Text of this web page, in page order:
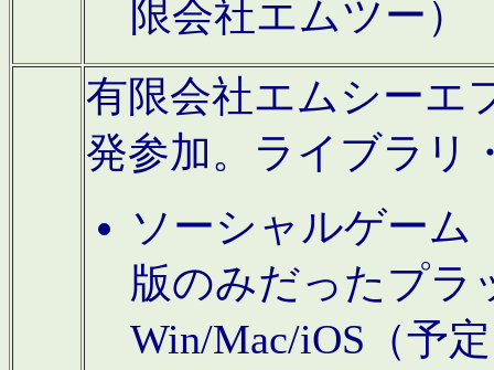
限会社エムツー）
有限会社エムシーエ
発参加。ライブラリ
ソーシャルゲーム
版のみだったプラ
Win/Mac/iOS（予